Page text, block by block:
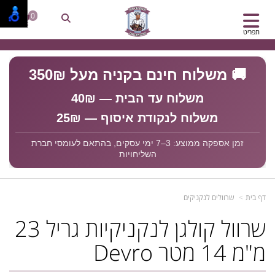
🚚 משלוח חינם בקניה מעל 350₪
משלוח עד הבית — 40₪
משלוח לנקודת איסוף — 25₪
זמן אספקה ממוצע: 3–7 ימי עסקים, בהתאם לעומסי חברת
השליחויות
תפריט
0
דף בית שרוולים לנקניקים
שרוול קולגן לנקניקיות גריל 23
מ"מ 14 מטר Devro